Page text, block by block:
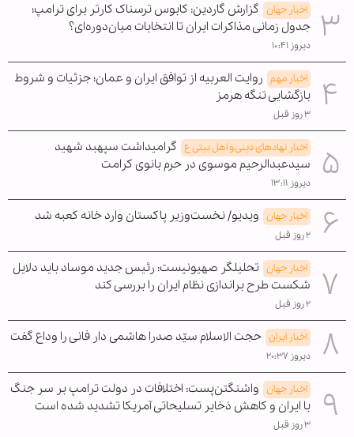
اخبار جهان گزارش گاردین: کابوس ترسناک کارتر برای ترامپ؛
جدول زمانی مذاکرات ایران تا انتخابات میان‌دوره‌ای؟
دیروز ۱۰:۴۱
اخبار مهم روایت العربیه از توافق ایران و عمان؛ جزئیات و شروط
بازگشایی تنگه هرمز
۳ روز قبل
اخبار نهادهای دینی و اهل بیتی ع گرامیداشت سپهبد شهید
سیدعبدالرحیم موسوی در حرم بانوی کرامت
دیروز ۱۳:۱۱
اخبار جهان ویدیو/ نخست‌وزیر پاکستان وارد خانه کعبه شد
۲ روز قبل
اخبار جهان تحلیلگر صهیونیست: رئیس جدید موساد باید دلایل
شکست طرح براندازی نظام ایران را بررسی کند
۲ روز قبل
اخبار ایران حجت الاسلام سیّد صدرا هاشمی دار فانی را وداع گفت
دیروز ۲۰:۳۷
اخبار جهان واشنگتن‌پست: اختلافات در دولت ترامپ بر سر جنگ
با ایران و کاهش ذخایر تسلیحاتی آمریکا تشدید شده است
۳ روز قبل